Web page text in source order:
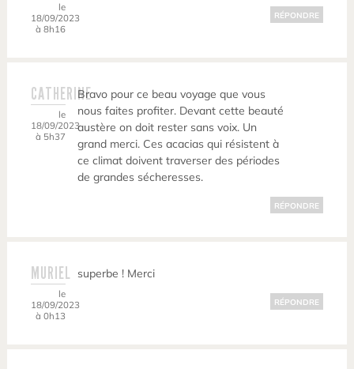
le
18/09/2023
à 8h16
RÉPONDRE
CATHERINE
le
18/09/2023
à 5h37
Bravo pour ce beau voyage que vous
nous faites profiter. Devant cette beauté
austère on doit rester sans voix. Un
grand merci. Ces acacias qui résistent à
ce climat doivent traverser des périodes
de grandes sécheresses.
RÉPONDRE
MURIEL
le
18/09/2023
à 0h13
superbe ! Merci
RÉPONDRE